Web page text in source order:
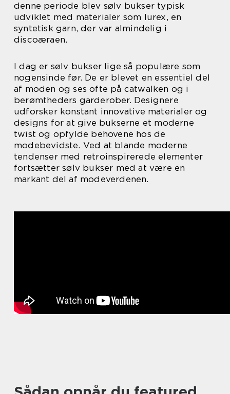
denne periode blev sølv bukser typisk
udviklet med materialer som lurex, en
syntetisk garn, der var almindelig i
discoæraen.
I dag er sølv bukser lige så populære som
nogensinde før. De er blevet en essentiel del
af moden og ses ofte på catwalken og i
berømtheders garderober. Designere
udforsker konstant innovative materialer og
designs for at give bukserne et moderne
twist og opfylde behovene hos de
modebevidste. Ved at blande moderne
tendenser med retroinspirerede elementer
fortsætter sølv bukser med at være en
markant del af modeverdenen.